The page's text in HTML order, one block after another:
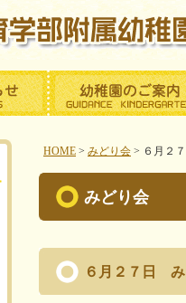
HOME > みどり会 > ６月２
みどり会
６月２７日